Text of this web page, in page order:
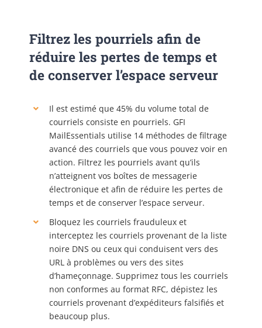
Filtrez les pourriels afin de
réduire les pertes de temps et
de conserver l’espace serveur
Il est estimé que 45% du volume total de
courriels consiste en pourriels. GFI
MailEssentials utilise 14 méthodes de filtrage
avancé des courriels que vous pouvez voir en
action. Filtrez les pourriels avant qu’ils
n’atteignent vos boîtes de messagerie
électronique et afin de réduire les pertes de
temps et de conserver l’espace serveur.
Bloquez les courriels frauduleux et
interceptez les courriels provenant de la liste
noire DNS ou ceux qui conduisent vers des
URL à problèmes ou vers des sites
d’hameçonnage. Supprimez tous les courriels
non conformes au format RFC, dépistez les
courriels provenant d’expéditeurs falsifiés et
beaucoup plus.